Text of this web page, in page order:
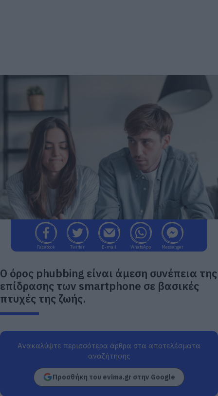
Facebook Twitter E-mail WhatsApp Messenger
Ο όρος phubbing είναι άμεση συνέπεια της
επίδρασης των smartphone σε βασικές
πτυχές της ζωής.
Ανακαλύψτε περισσότερα άρθρα στα αποτελέσματα
αναζήτησης
Προσθήκη του evima.gr στην Google